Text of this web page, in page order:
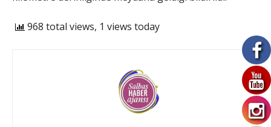
968 total views, 1 views today